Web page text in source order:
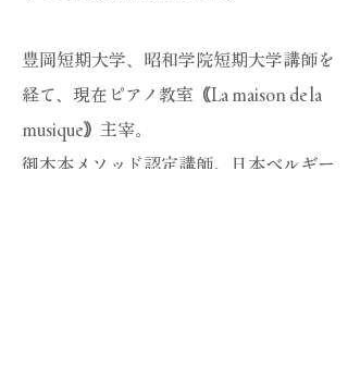
豊岡短期大学​、
昭和学院短期大学講師を
経て、現在ピアノ教室 ｟La maison de la
musique｠主宰。
御木本メソッド認定講師。日本ベルギー